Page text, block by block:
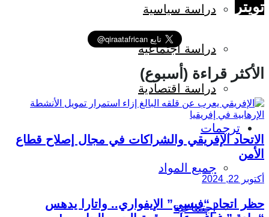
دراسة سياسية
دراسة اجتماعية
دراسة اقتصادية
ترجمات
جميع المواد
اجتماعية
تويتر
الأكثر قراءة (أسبوع)
الاتحاد الإفريقي والشراكات في مجال إصلاح قطاع
الأمن
أكتوبر 22, 2024
حظر اتحاد “فيسي” الإيفواري.. واتارا يدهس